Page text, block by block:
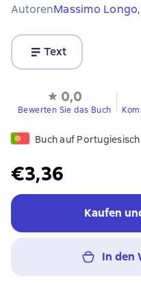
AutorenMassimo Longo,
Text
0,0
Bewerten Sie das Buch
Buch auf Portugiesisch
€3,36
Kaufen
In den